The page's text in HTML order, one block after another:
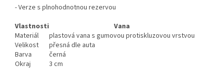
- Verze s plnohodnotnou rezervou
Vlastnosti
Vana
Materiál
plastová vana s gumovou protiskluzovou vrstvou
Velikost
přesná dle auta
Barva
černá
Okraj
3 cm